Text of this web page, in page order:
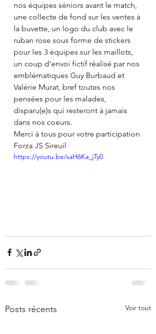
nos équipes séniors avant le match,
une collecte de fond sur les ventes à
la buvette, un logo du club avec le
ruban rose sous forme de stickers
pour les 3 équipes sur les maillots,
un coup d'envoi fictif réalisé par nos
emblématiques Guy Burbaud et
Valérie Murat, bref toutes nos
pensées pour les malades,
disparu(e)s qui resteront à jamais
dans nos coeurs.
Merci à tous pour votre participation
Forza JS Sireuil
https://youtu.be/saH6Ka_jTy0
Posts récents Voir tout